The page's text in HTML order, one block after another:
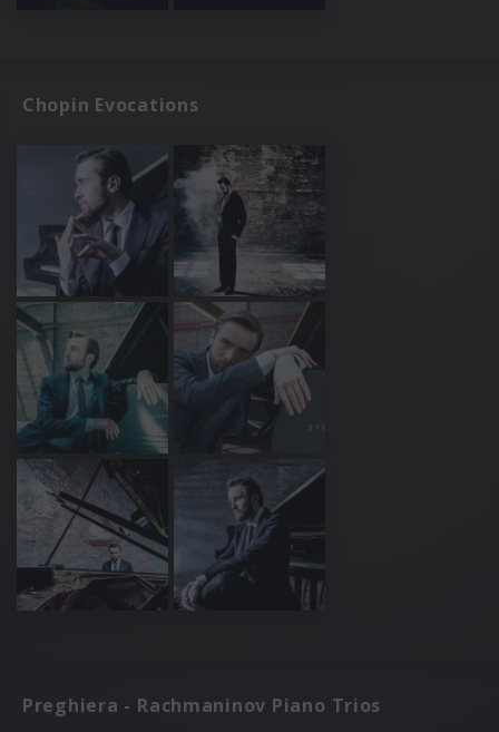
Chopin Evocations
Preghiera - Rachmaninov Piano Trios